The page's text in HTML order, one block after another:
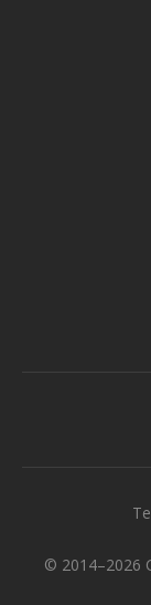
© 2014–2026